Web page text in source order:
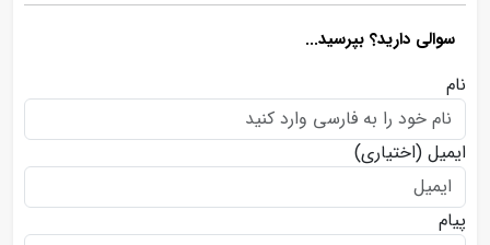
سوالی دارید؟ بپرسید...
نام
ایمیل (اختیاری)
پیام